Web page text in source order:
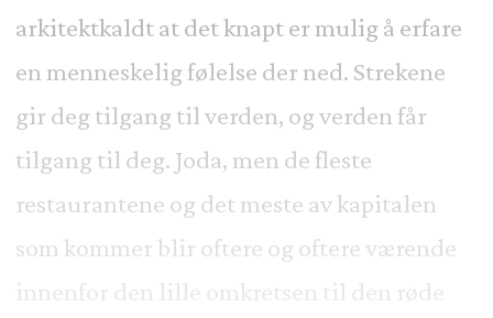
arkitektkaldt at det knapt er mulig å erfare
en menneskelig følelse der ned. Strekene
gir deg tilgang til verden, og verden får
tilgang til deg. Joda, men de fleste
restaurantene og det meste av kapitalen
som kommer blir oftere og oftere værende
innenfor den lille omkretsen til den røde